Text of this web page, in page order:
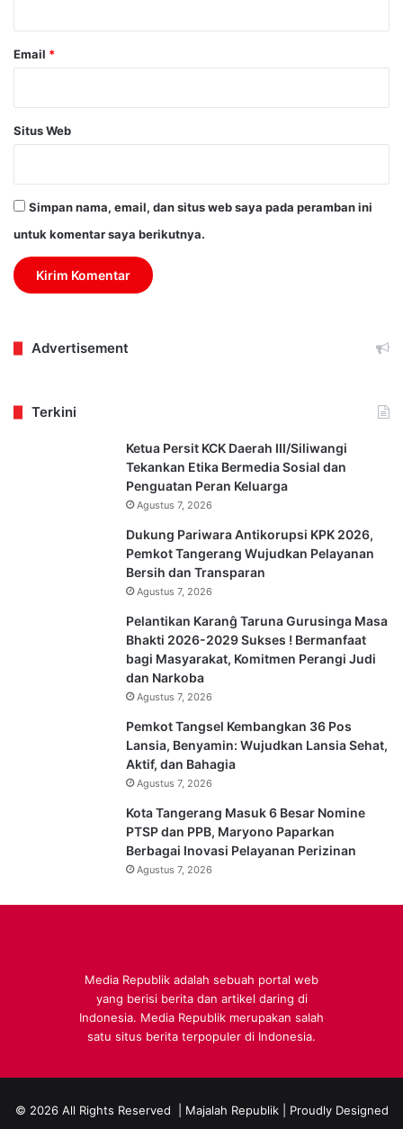
Email *
Situs Web
Simpan nama, email, dan situs web saya pada peramban ini
untuk komentar saya berikutnya.
Advertisement
Terkini
Ketua Persit KCK Daerah III/Siliwangi
Tekankan Etika Bermedia Sosial dan
Penguatan Peran Keluarga
Agustus 7, 2026
Dukung Pariwara Antikorupsi KPK 2026,
Pemkot Tangerang Wujudkan Pelayanan
Bersih dan Transparan
Agustus 7, 2026
Pelantikan Karanĝ Taruna Gurusinga Masa
Bhakti 2026-2029 Sukses ! Bermanfaat
bagi Masyarakat, Komitmen Perangi Judi
dan Narkoba
Agustus 7, 2026
Pemkot Tangsel Kembangkan 36 Pos
Lansia, Benyamin: Wujudkan Lansia Sehat,
Aktif, dan Bahagia
Agustus 7, 2026
Kota Tangerang Masuk 6 Besar Nomine
PTSP dan PPB, Maryono Paparkan
Berbagai Inovasi Pelayanan Perizinan
Agustus 7, 2026
Media Republik adalah sebuah portal web
yang berisi berita dan artikel daring di
Indonesia. Media Republik merupakan salah
satu situs berita terpopuler di Indonesia.
© 2026 All Rights Reserved | Majalah Republik| Proudly Designed